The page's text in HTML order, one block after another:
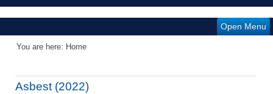
Open Menu
You are here: Home
Asbest (2022)